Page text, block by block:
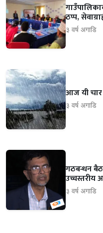
ठप्प,
३ वर्ष अगाडि
आज यी चार
३ वर्ष अगाडि
गठबन्धन
उच्चस्तरीय
३ वर्ष अगाडि